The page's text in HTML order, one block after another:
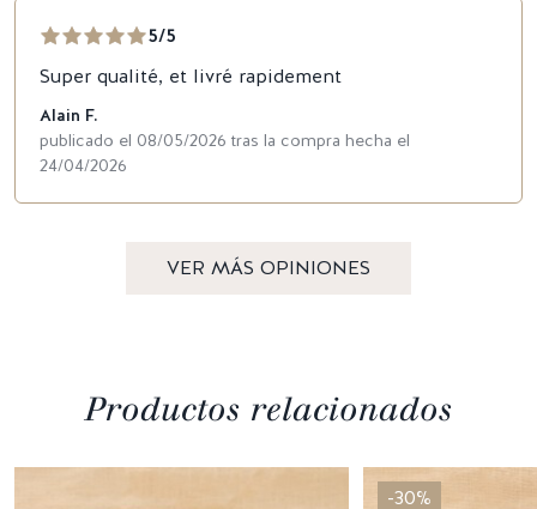
5/5
Super qualité, et livré rapidement
Alain F.
publicado el 08/05/2026 tras la compra hecha el
24/04/2026
VER MÁS OPINIONES
Productos relacionados
-30%